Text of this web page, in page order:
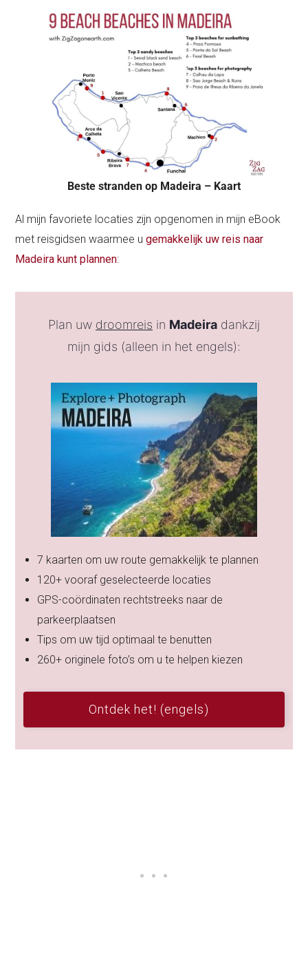
Beste stranden op Madeira – Kaart
Al mijn favoriete locaties zijn opgenomen in mijn eBook
met reisgidsen waarmee ugemakkelijk uw reis naar
Madeira kunt plannen:
Plan uw droomreis in Madeira dankzij
mijn gids (alleen in het engels):
7 kaarten om uw route gemakkelijk te plannen
120+ vooraf geselecteerde locaties
GPS-coördinaten rechtstreeks naar de
parkeerplaatsen
Tips om uw tijd optimaal te benutten
260+ originele foto’s om u te helpen kiezen
Ontdek het! (engels)